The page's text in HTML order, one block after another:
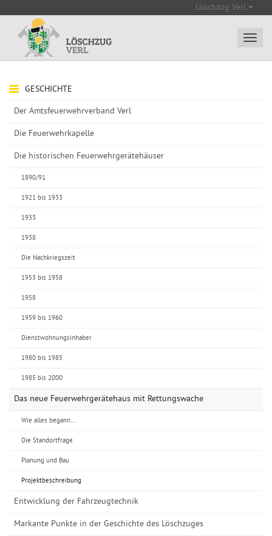
Löschzug Verl
GESCHICHTE
Der Amtsfeuerwehrverband Verl
Die Feuerwehrkapelle
Die historischen Feuerwehrgerätehäuser
1890/91
1921 bis 1933
1933
1938
Die Nachkriegszeit
1953 bis 1958
1958
1959 bis 1960
Dienstwohnungsinhaber
1980 bis 1985
1985 bis 2000
Das neue Feuerwehrgerätehaus mit Rettungswache
Wie alles begann...
Die Standortfrage
Planung und Bau
Projektbeschreibung
Entwicklung der Fahrzeugtechnik
Markante Punkte in der Geschichte des Löschzuges